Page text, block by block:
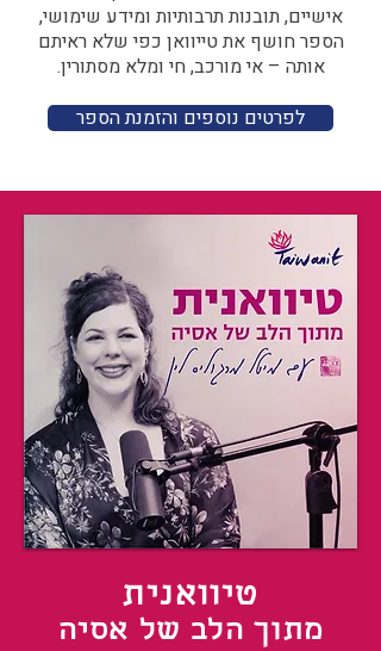
אישיים, תובנות תרבותיות ומידע שימושי,
הספר חושף את טייוואן כפי שלא ראיתם
אותה – אי מורכב, חי ומלא מסתורין.
לפרטים נוספים והזמנת הספר
טיוואנית
מתוך הלב של אסיה